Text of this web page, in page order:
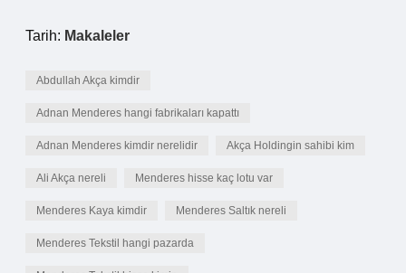
Tarih: Makaleler
Abdullah Akça kimdir
Adnan Menderes hangi fabrikaları kapattı
Adnan Menderes kimdir nerelidir Akça Holdingin sahibi kim
Ali Akça nereli Menderes hisse kaç lotu var
Menderes Kaya kimdir Menderes Saltık nereli
Menderes Tekstil hangi pazarda